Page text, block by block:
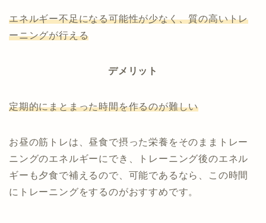
エネルギー不足になる可能性が少なく、質の高いトレ
ーニングが行える
デメリット
定期的にまとまった時間を作るのが難しい
お昼の筋トレは、昼食で摂った栄養をそのままトレー
ニングのエネルギーにでき、トレーニング後のエネル
ギーも夕食で補えるので、可能であるなら、この時間
にトレーニングをするのがおすすめです。